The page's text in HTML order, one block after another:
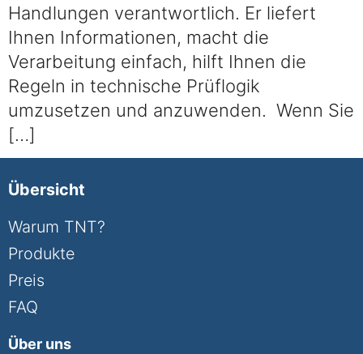
Handlungen verantwortlich. Er liefert
Ihnen Informationen, macht die
Verarbeitung einfach, hilft Ihnen die
Regeln in technische Prüflogik
umzusetzen und anzuwenden. Wenn Sie
[…]
Übersicht
Warum TNT?
Produkte
Preis
FAQ
Über uns